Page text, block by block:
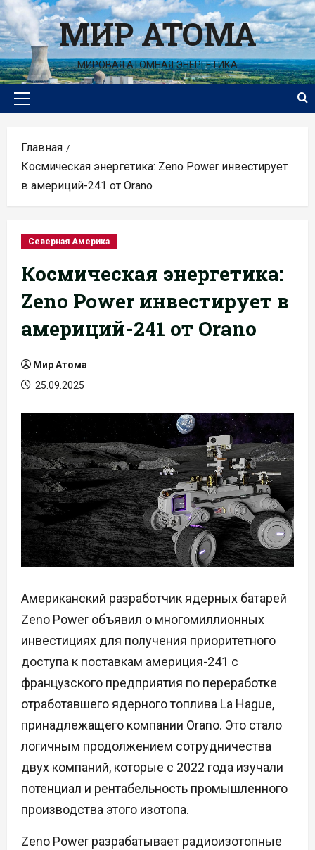
Перейти
к
содержимомуМИР АТОМА
МИРОВАЯ АТОМНАЯ ЭНЕРГЕТИКА
Основное
Главная
Космическая энергетика: Zeno Power инвестирует
в америций-241 от Orano
Северная Америка
Космическая энергетика:
Zeno Power инвестирует в
америций-241 от Orano
Мир Атома
25.09.2025
Американский разработчик ядерных батарей
Zeno Power объявил о многомиллионных
инвестициях для получения приоритетного
доступа к поставкам америция-241 с
французского предприятия по переработке
отработавшего ядерного топлива La Hague,
принадлежащего компании Orano. Это стало
логичным продолжением сотрудничества
двух компаний, которые с 2022 года изучали
потенциал и рентабельность промышленного
производства этого изотопа.
Zeno Power разрабатывает радиоизотопные